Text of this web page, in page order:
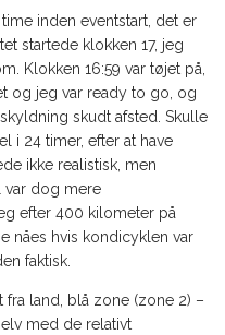
inden eventstart, det er
startede klokken 17, jeg
Klokken 16:59 var tøjet på,
og jeg var ready to go, og
skudt afsted. Skulle
i 24 timer, efter at have
ikke realistisk, men
var dog mere
efter 400 kilometer på
nåes hvis kondicyklen var
faktisk.
land, blå zone (zone 2) –
med de relativt